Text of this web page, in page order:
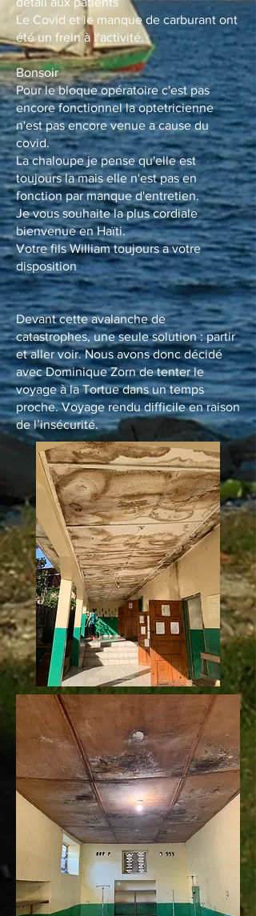
Le Covid et le manque de carburant ont
été un frein à l’activité.
Bonsoir
Pour le bloque opératoire c'est pas
encore fonctionnel la optetricienne
n'est pas encore venue a cause du
covid.
La chaloupe je pense qu'elle est
toujours la mais elle n'est pas en
fonction par manque d'entretien.
Je vous souhaite la plus cordiale
bienvenue en Haïti.
Votre fils William toujours a votre
disposition
Devant cette avalanche de
catastrophes, une seule solution : partir
et aller voir. Nous avons donc décidé
avec Dominique Zorn de tenter le
voyage à la Tortue dans un temps
proche. Voyage rendu difficile en raison
de l’insécurité.